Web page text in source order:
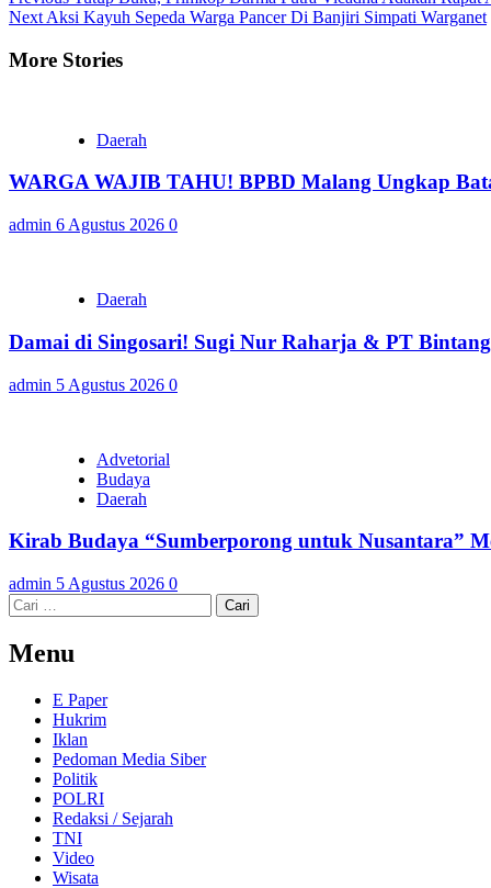
Reading
Next Aksi Kayuh Sepeda Warga Pancer Di Banjiri Simpati Warganet
More Stories
Daerah
WARGA WAJIB TAHU! BPBD Malang Ungkap
admin 6 Agustus 2026 0
Daerah
Damai di Singosari! Sugi Nur Raharja & PT
admin 5 Agustus 2026 0
Advetorial
Budaya
Daerah
Kirab Budaya “Sumberporong untuk Nusantara”
admin 5 Agustus 2026 0
Cari
untuk:
Menu
E Paper
Hukrim
Iklan
Pedoman Media Siber
Politik
POLRI
Redaksi / Sejarah
TNI
Video
Wisata